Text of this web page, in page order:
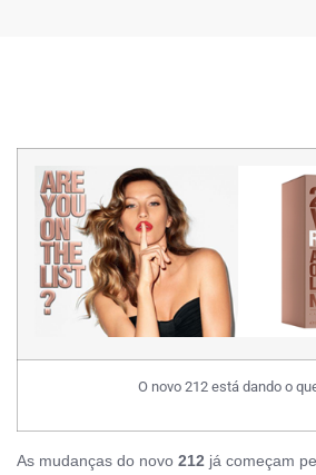
O novo 212 está dando o
As mudanças do novo 212 já começam